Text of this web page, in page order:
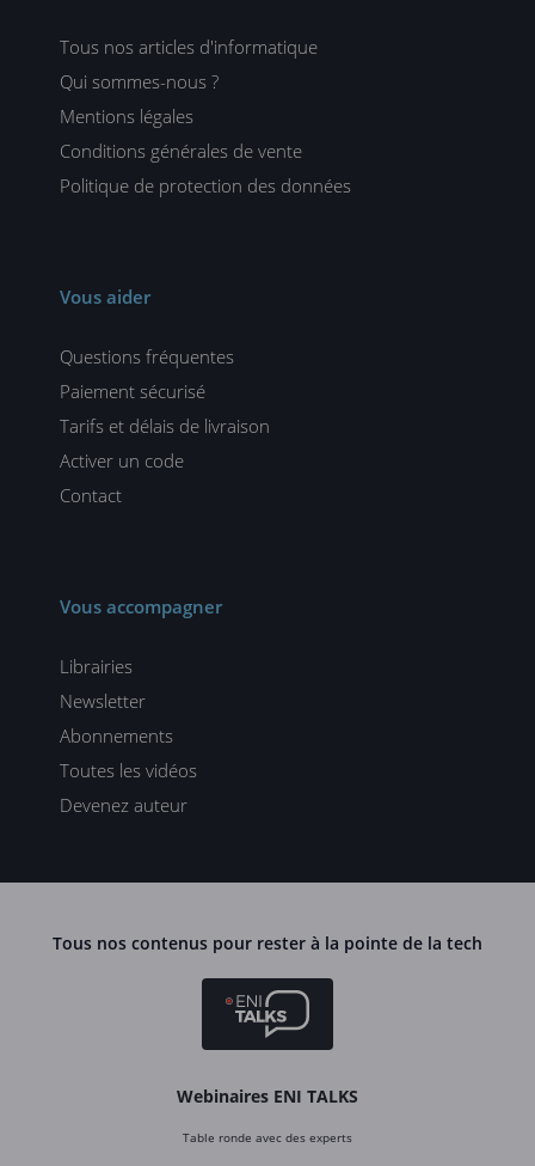
Tous nos articles d'informatique
Qui sommes-nous ?
Mentions légales
Conditions générales de vente
Politique de protection des données
Vous aider
Questions fréquentes
Paiement sécurisé
Tarifs et délais de livraison
Activer un code
Contact
Vous accompagner
Librairies
Newsletter
Abonnements
Toutes les vidéos
Devenez auteur
Tous nos contenus pour rester à la pointe de la tech
Webinaires ENI TALKS
Table ronde avec des experts